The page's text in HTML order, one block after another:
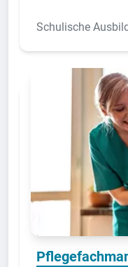
Schulische